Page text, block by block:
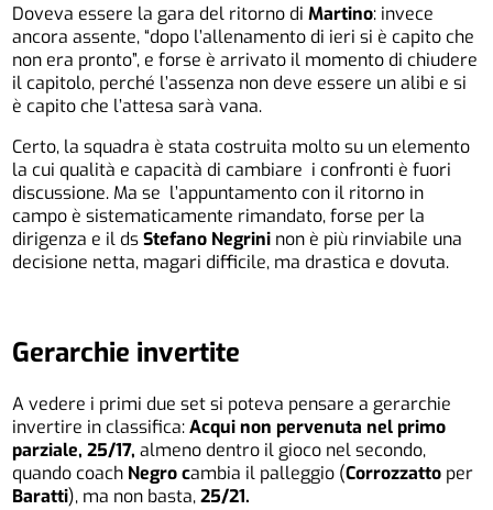
Doveva essere la gara del ritorno diMartino: invece
ancora assente, “dopo l’allenamento di ieri si è capito che
non era pronto”, e forse è arrivato il momento di chiudere
il capitolo, perché l’assenza non deve essere un alibi e si
è capito che l’attesa sarà vana.
Certo, la squadra è stata costruita molto su un elemento
la cui qualità e capacità di cambiare i confronti è fuori
discussione. Ma se l’appuntamento con il ritorno in
campo è sistematicamente rimandato, forse per la
dirigenza e il dsStefano Negrini non è più rinviabile una
decisione netta, magari difficile, ma drastica e dovuta.
Gerarchie invertite
A vedere i primi due set si poteva pensare a gerarchie
invertire in classifica:Acqui non pervenuta nel primo
parziale, 25/17, almeno dentro il gioco nel secondo,
quando coach Negro cambia il palleggio (Corrozzatto per
Baratti), ma non basta,25/21.